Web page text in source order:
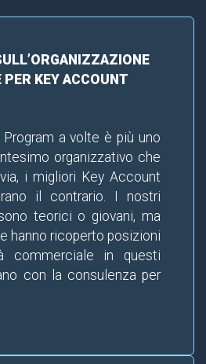
PER KEY ACCOUNT
a volte è più uno
organizzativo che
i migliori Key Account
il contrario. I nostri
teorici o giovani, ma
hanno ricoperto posizioni
commerciale in questi
con la consulenza per